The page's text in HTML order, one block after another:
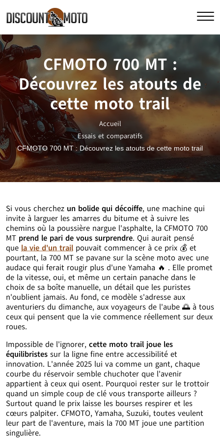
CFMOTO 700 MT :
Découvrez les atouts de
cette moto trail
Accueil
Essais et comparatifs
CFMOTO 700 MT : Découvrez les atouts de cette moto trail
Si vous cherchez un bolide qui décoiffe, une machine qui
invite à larguer les amarres du bitume et à suivre les
chemins où la poussière nargue l'asphalte, la CFMOTO 700
MT prend le pari de vous surprendre. Qui aurait pensé
que la vie d'un trail pouvait commencer à ce prix 💰 et
pourtant, la 700 MT se pavane sur la scène moto avec une
audace qui ferait rougir plus d'une Yamaha 🔥 . Elle promet
de la vitesse, oui, et même un certain panache dans le
choix de sa boîte manuelle, un détail que les puristes
n'oublient jamais. Au fond, ce modèle s'adresse aux
aventuriers du dimanche, aux voyageurs de l'aube 🌅 à tous
ceux qui pensent que la vie commence réellement sur deux
roues.
Impossible de l'ignorer, cette moto trail joue les
équilibristes sur la ligne fine entre accessibilité et
innovation. L'année 2025 lui va comme un gant, chaque
courbe du réservoir semble chuchoter que l'avenir
appartient à ceux qui osent. Pourquoi rester sur le trottoir
quand un simple coup de clé vous transporte ailleurs ?
Surtout quand le prix laisse les bourses respirer et les
cœurs palpiter. CFMOTO, Yamaha, Suzuki, toutes veulent
leur part de l'aventure, mais la 700 MT joue une partition
singulière.